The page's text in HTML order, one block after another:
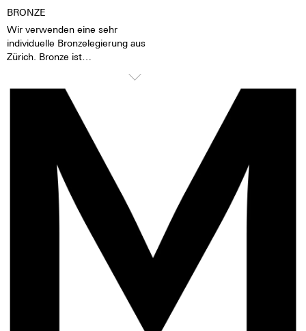
Revisionen sind alle 3 bis 8 Jahre
BRONZE
Wir verwenden eine sehr
individuelle Bronzelegierung aus
Zürich. Bronze ist
10% schwerer als Edelstahl.
Ganz besonders zeichnet sie ihre
Seewasserfestigkeit aus. Unter
der Schicht oxidierenden
Kupfers ist das Material
dauerhaft geschützt. Die
Verfärbungen der Bronze
machen ihren ganz besonderen
Reiz aus und lassen so aus jeder
unverwechselbares Einzelstück
werden, das ausschließlich vom
Leben des Besitzers beeinflusst
wird. Bronze kann abfärben.
Diese Färbungen lassen sich im
Normalfall mit normaler Wäsche